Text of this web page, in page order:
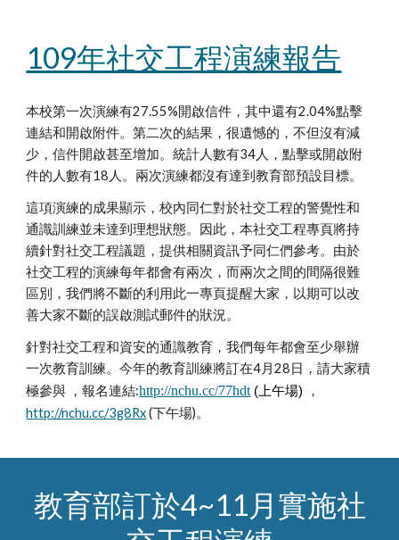
109年社交工程演練報告
本校第一次演練有27.55%開啟信件 ，其中還有2.04%點擊
連結和開啟附件。第二次的結果 ，很遺憾的，不但沒有減
少，信件開啟甚至增加。統計人數有34人 ，點擊或開啟附
件的人數有18人 。兩次演練都沒有達到教育部預設目標。
這項演練的成果顯示 ，校內同仁對於社交工程的警覺性和
通識訓練並未達到理想狀態。因此，本社交工程專頁將持
續針對社交工程議題，提供相關資訊予同仁們參考。由於
社交工程的演練每年都會有兩次，而兩次之間的間隔很難
區別 ，我們將不斷的利用此一專頁提醒大家，以期可以改
善大家不斷的誤啟測試郵件的狀況。
針對社交工程和資安的通識教育 ，我們每年都會至少舉辦
一次教育訓練。今年的教育訓練將訂在4月28日，請大家積
極參與 ，報名連結:http://nchu.cc/77hdt (上午場)
，
http://nchu.cc/3g8Rx(下午場)。
教育部訂於4~11月實施社